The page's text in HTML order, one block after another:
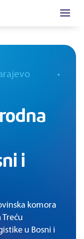
•
i
komora
u Bosni i